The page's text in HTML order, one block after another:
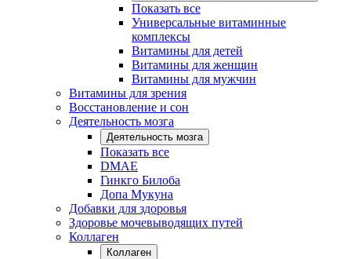
Показать все
Универсальные витаминные
комплексы
Витамины для детей
Витамины для женщин
Витамины для мужчин
Витамины для зрения
Восстановление и сон
Деятельность мозга
Деятельность мозга
Показать все
DMAE
Гинкго Билоба
Допа Мукуна
Добавки для здоровья
Здоровье мочевыводящих путей
Коллаген
Коллаген